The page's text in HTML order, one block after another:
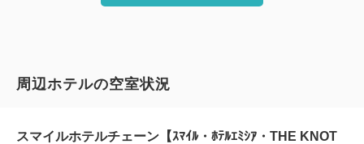
周辺ホテルの空室状況
スマイルホテルチェーン【ｽﾏｲﾙ・ﾎﾃﾙｴﾐｼｱ・THE KNOT